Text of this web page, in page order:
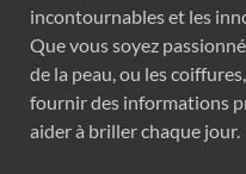
incontournables et les
Que vous soyez
de la peau, ou les
fournir des informations
aider à briller chaque jour.